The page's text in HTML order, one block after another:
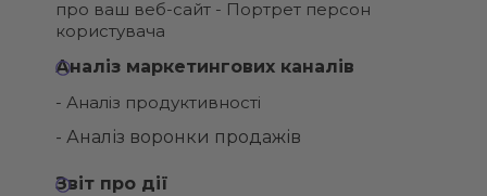
про ваш веб-сайт - Портрет персон
користувача
Аналіз маркетингових каналів
- Аналіз продуктивності
- Аналіз воронки продажів
Звіт про дії